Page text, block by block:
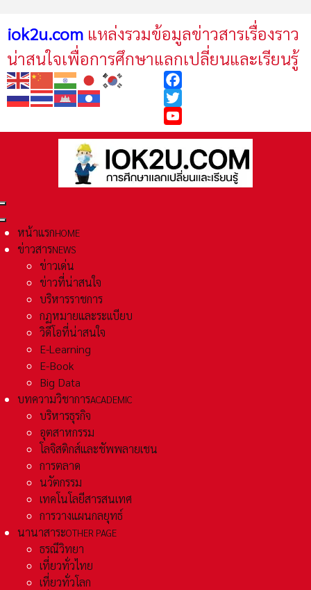
iok2u.com แหล่งรวมข้อมูลข่าวสารเรื่องราว
น่าสนใจเพื่อการศึกษาแลกเปลี่ยนและเรียนรู้
Facebook
Twitter
YouTube
หน้าแรกHOME
ข่าวสารNEWS
ข่าวเด่น
ข่าวที่น่าสนใจ
บริหารราชการ
กฏหมายและระเเบียบ
วิดีโอที่น่าสนใจ
E-Learning
E-Book
Big Data
บทความวิชาการACADEMIC
บริหารธุรกิจ
อุตสาหกรรม
โลจิสติกส์และชัพพลายเชน
การตลาด
นวัตกรรม
เทคโนโลยีสารสนเทศ
การวางแผนกลยุทธ์
นานาสาระOTHER PAGE
ธรณีวิทยา
เที่ยวทั่วไทย
เที่ยวทั่วโลก